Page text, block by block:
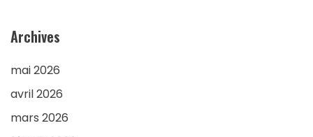
Archives
mai 2026
avril 2026
mars 2026